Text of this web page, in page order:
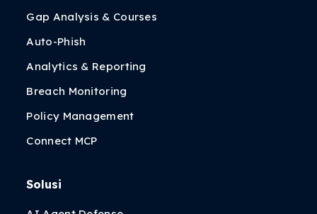
Gap Analysis & Courses
Auto-Phish
Analytics & Reporting
Breach Monitoring
Policy Management
Connect MCP
Solusi